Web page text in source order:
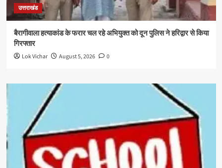
उत्तराखंड
बैरागीवाला हत्याकांड के फरार चल रहे अभियुक्त को दून पुलिस ने हरिद्वार से किया
गिरफ्तार
Lok Vichar August 5, 2026 0